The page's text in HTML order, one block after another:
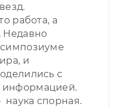
работа, а
Недавно
и
с
наука спорная.